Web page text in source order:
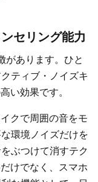
セリング能力
があります。ひと
ティブ・ノイズキ
い効果です。
クで周囲の音をモ
環境ノイズだけを
ぶつけて消すテク
けでなく、スマホ